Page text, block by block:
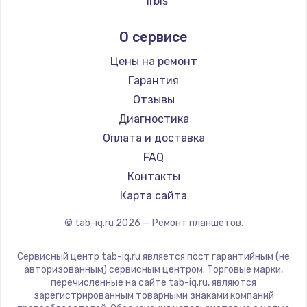
Замена системы охлаждения
1645 руб.
Заказать
Замена процессора
1290 руб.
Заказать
Замена оперативной памяти
960 руб.
Замена звуковой карты
1500 руб.
Microsoft
BlackView
Amazon
Aquarius
Philips
Dell
HP
Getac
ZTE
CHUWI
О сервисе
Цены на ремонт
Гарантия
Отзывы
Диагностика
Оплата и доставка
FAQ
Контакты
Карта сайта
© tab-iq.ru 2026 — Ремонт планшетов.
Сервисный центр tab-iq.ru является пост гарантийным (не
авторизованным) сервисным центром. Торговые марки,
перечисленные на сайте tab-iq.ru, являются
зарегистрированным товарными знаками компаний